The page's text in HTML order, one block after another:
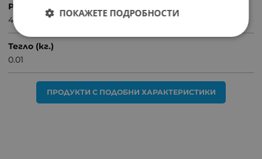
Размер
40mm
Тегло (кг.)
0.01
ПРОДУКТИ С ПОДОБНИ ХАРАКТЕРИСТИКИ
ПОКАЖЕТЕ ПОДРОБНОСТИ